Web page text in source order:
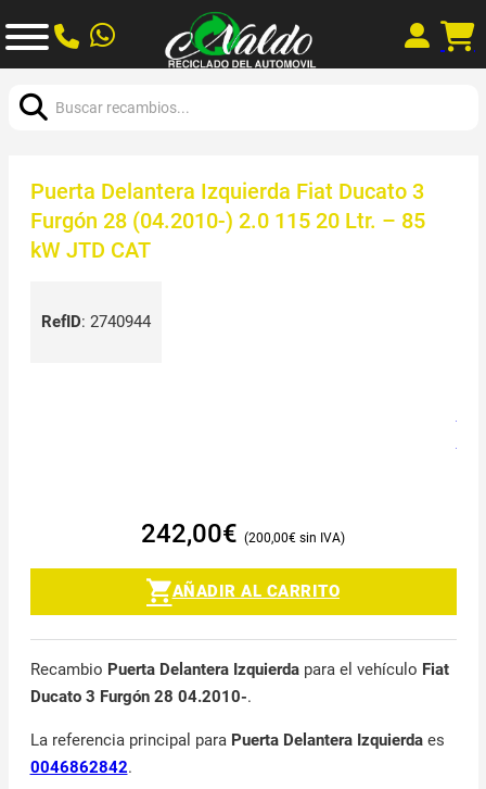
Puerta Delantera Izquierda Fiat Ducato 3
Furgón 28 (04.2010-) 2.0 115 20 Ltr. – 85
kW JTD CAT
RefID: 2740944
242,00€ 200,00€
AÑADIR AL CARRITO
Recambio Puerta Delantera Izquierdapara el vehículo Fiat
Ducato 3 Furgón 28 04.2010-.
La referencia principal para Puerta Delantera Izquierdaes
0046862842.